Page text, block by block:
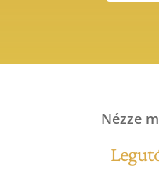
Nézze